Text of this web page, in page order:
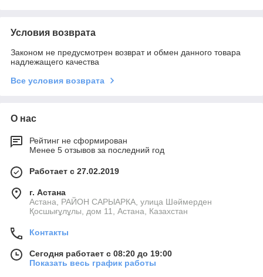
Условия возврата
Законом не предусмотрен возврат и обмен данного товара
надлежащего качества
Все условия возврата
О нас
Рейтинг не сформирован
Менее 5 отзывов за последний год
Работает с 27.02.2019
г. Астана
Астана, РАЙОН САРЫАРКА, улица Шәймерден
Қосшығұлұлы, дом 11, Астана, Казахстан
Контакты
Сегодня работает с 08:20 до 19:00
Показать весь график работы